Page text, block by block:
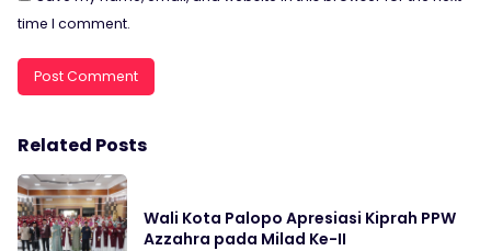
time I comment.
Related Posts
Wali Kota Palopo Apresiasi Kiprah PPW
Azzahra pada Milad Ke-II